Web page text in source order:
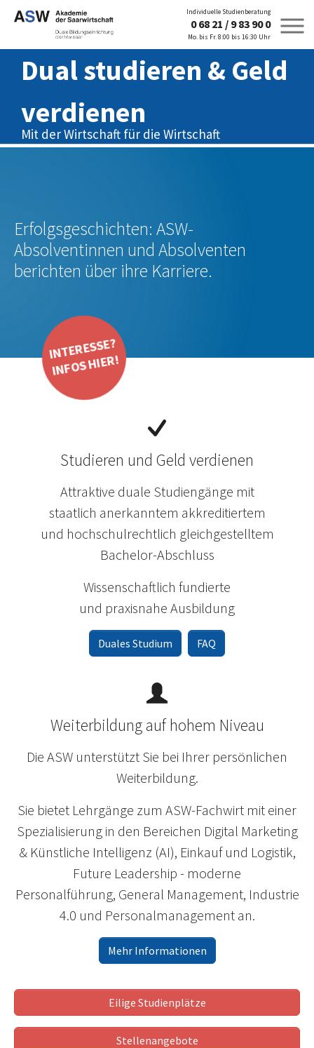
Individuelle Studienberatung
0 68 21 / 9 83 90 0
Mo. bis Fr. 8:00 bis 16:30 Uhr
Dual studieren & Geld
verdienen
Mit der Wirtschaft für die Wirtschaft
Erfolgsgeschichten: ASW-
Absolventinnen und Absolventen
berichten über ihre Karriere.
INTERESSE?
INFOS HIER!
Studieren und Geld verdienen
Attraktive duale Studiengänge mit
staatlich anerkanntem akkreditiertem
und hochschulrechtlich gleichgestelltem
Bachelor-Abschluss
Wissenschaftlich fundierte
und praxisnahe Ausbildung
Duales Studium FAQ
Weiterbildung auf hohem Niveau
Die ASW unterstützt Sie bei Ihrer persönlichen
Weiterbildung.
Sie bietet Lehrgänge zum ASW-Fachwirt mit einer
Spezialisierung in den Bereichen Digital Marketing
& Künstliche Intelligenz (AI), Einkauf und Logistik,
Future Leadership - moderne
Personalführung, General Management, Industrie
4.0 und Personalmanagement an.
Mehr Informationen
Eilige Studienplätze
Stellenangebote